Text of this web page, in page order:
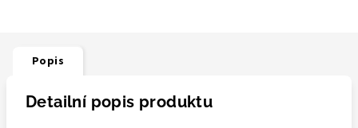
Popis
Detailní popis produktu